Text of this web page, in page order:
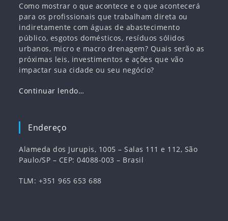
Como mostrar o que acontece e o que acontecerá
para os profissionais que trabalham direta ou
indiretamente com águas de abastecimento
público, esgotos domésticos, resíduos sólidos
urbanos, micro e macro drenagem? Quais serão as
próximas leis, investimentos e ações que vão
impactar sua cidade ou seu negócio?
Continuar lendo…
Endereço
Alameda dos Jurupis, 1005 – Salas 111 e 112, São
Paulo/SP – CEP: 04088-003 – Brasil
TLM: +351 965 653 688